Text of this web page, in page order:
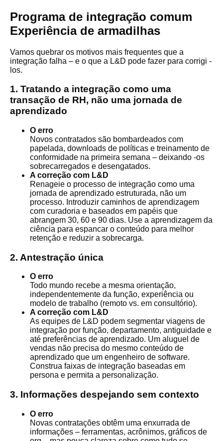
Programa de integração comum
Experiência de armadilhas
Vamos quebrar os motivos mais frequentes que a
integração falha – e o que a L&D pode fazer para corrigi -
los.
1. Tratando a integração como uma
transação de RH, não uma jornada de
aprendizado
O erro
Novos contratados são bombardeados com
papelada, downloads de políticas e treinamento de
conformidade na primeira semana – deixando -os
sobrecarregados e desengatados.
A correção com L&D
Renageie o processo de integração como uma
jornada de aprendizado estruturada, não um
processo. Introduzir caminhos de aprendizagem
com curadoria e baseados em papéis que
abrangem 30, 60 e 90 dias. Use a aprendizagem da
ciência para espancar o conteúdo para melhor
retenção e reduzir a sobrecarga.
2. Antestração única
O erro
Todo mundo recebe a mesma orientação,
independentemente da função, experiência ou
modelo de trabalho (remoto vs. em consultório).
A correção com L&D
As equipes de L&D podem segmentar viagens de
integração por função, departamento, antiguidade e
até preferências de aprendizado. Um aluguel de
vendas não precisa do mesmo conteúdo de
aprendizado que um engenheiro de software.
Construa faixas de integração baseadas em
persona e permita a personalização.
3. Informações despejando sem contexto
O erro
Novas contratações obtêm uma enxurrada de
informações – ferramentas, acrônimos, gráficos de